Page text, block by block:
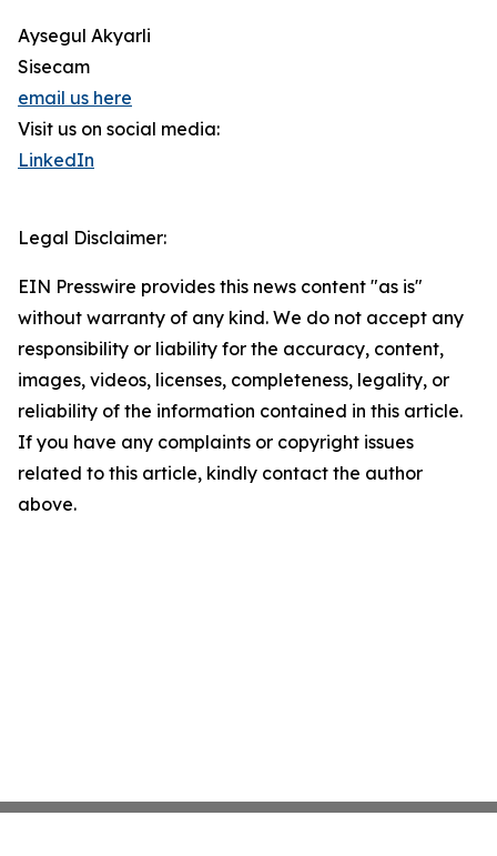
Aysegul Akyarli
Sisecam
email us here
Visit us on social media:
LinkedIn
Legal Disclaimer:
EIN Presswire provides this news content "as is"
without warranty of any kind. We do not accept any
responsibility or liability for the accuracy, content,
images, videos, licenses, completeness, legality, or
reliability of the information contained in this article.
If you have any complaints or copyright issues
related to this article, kindly contact the author
above.